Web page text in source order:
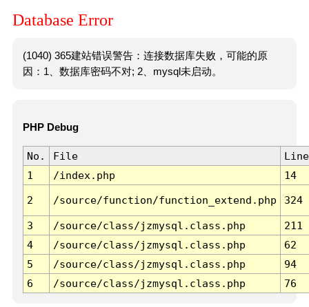
Database Error
(1040) 365建站错误警告：连接数据库失败，可能的原
因：1、数据库密码不对; 2、mysql未启动。
PHP Debug
No. File
Line
1
/index.php 14
2 /source/function/function_extend.php 324
3 /source/class/jzmysql.class.php
211
4
/source/class/jzmysql.class.php
62
5
/source/class/jzmysql.class.php
94
6
/source/class/jzmysql.class.php 76